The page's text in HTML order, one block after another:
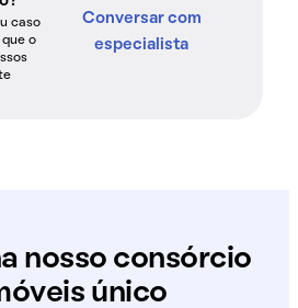
caso
que o
Conversar com
especialista
nosso consórcio
único